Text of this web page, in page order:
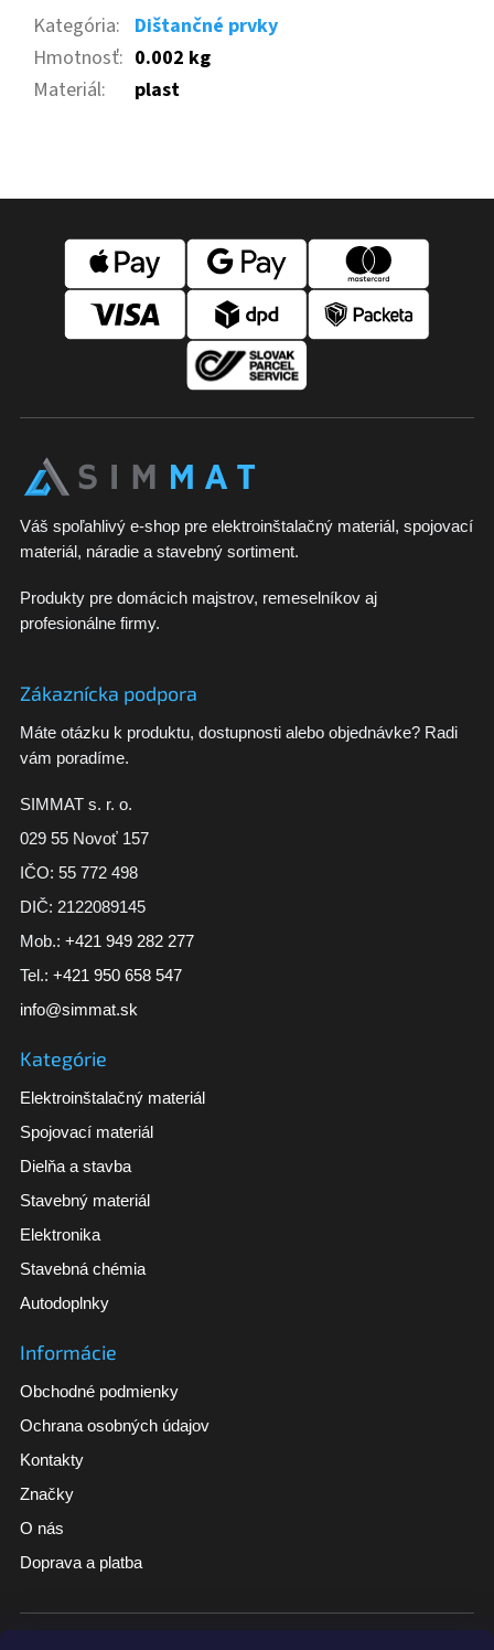
Kategória: Dištančné prvky
Hmotnosť: 0.002 kg
Materiál: plast
Váš spoľahlivý e-shop pre elektroinštalačný materiál, spojovací
materiál, náradie a stavebný sortiment.
Produkty pre domácich majstrov, remeselníkov aj
profesionálne firmy.
Zákaznícka podpora
Máte otázku k produktu, dostupnosti alebo objednávke? Radi
vám poradíme.
SIMMAT s. r. o.
029 55 Novoť 157
IČO: 55 772 498
DIČ: 2122089145
Mob.: +421 949 282 277
Tel.: +421 950 658 547
info@simmat.sk
Kategórie
Elektroinštalačný materiál
Spojovací materiál
Dielňa a stavba
Stavebný materiál
Elektronika
Stavebná chémia
Autodoplnky
Informácie
Obchodné podmienky
Ochrana osobných údajov
Kontakty
Značky
O nás
Doprava a platba